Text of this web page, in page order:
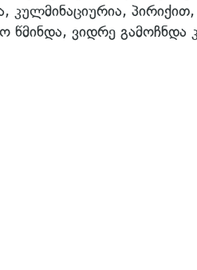
კულმინაციურია,
წმინდა, ვიდრე გამოჩნდა